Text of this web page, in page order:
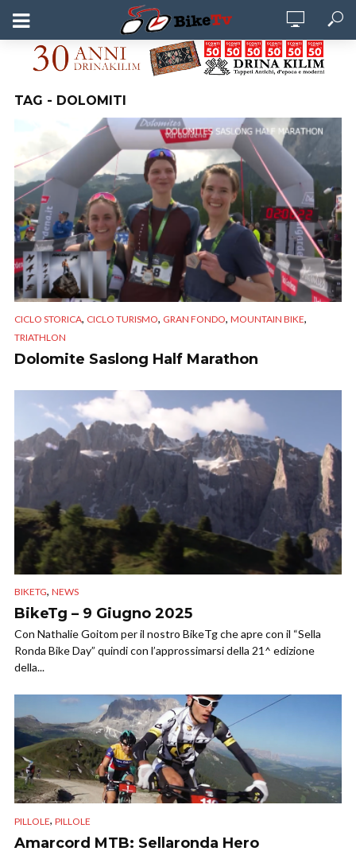
TAG - DOLOMITI
CICLO STORICA, CICLO TURISMO, GRAN FONDO, MOUNTAIN BIKE,
TRIATHLON
Dolomite Saslong Half Marathon
BIKETG, NEWS
BikeTg – 9 Giugno 2025
Con Nathalie Goitom per il nostro BikeTg che apre con il “Sella
Ronda Bike Day” quindi con l’approssimarsi della 21^ edizione
della...
PILLOLE, PILLOLE
Amarcord MTB: Sellaronda Hero